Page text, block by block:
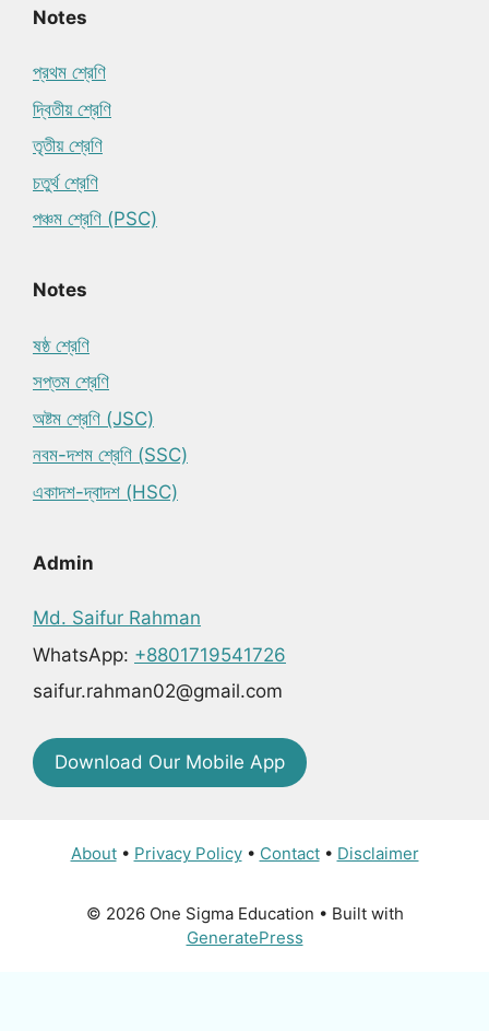
Notes
প্রথম শ্রেণি
দ্বিতীয় শ্রেণি
তৃতীয় শ্রেণি
চতুর্থ শ্রেণি
পঞ্চম শ্রেণি (PSC)
Notes
ষষ্ঠ শ্রেণি
সপ্তম শ্রেণি
অষ্টম শ্রেণি (JSC)
নবম-দশম শ্রেণি (SSC)
একাদশ-দ্বাদশ (HSC)
Admin
Md. Saifur Rahman
WhatsApp: +8801719541726
saifur.rahman02@gmail.com
Download Our Mobile App
About• Privacy Policy• Contact• Disclaimer
© 2026 One Sigma Education • Built with
GeneratePress